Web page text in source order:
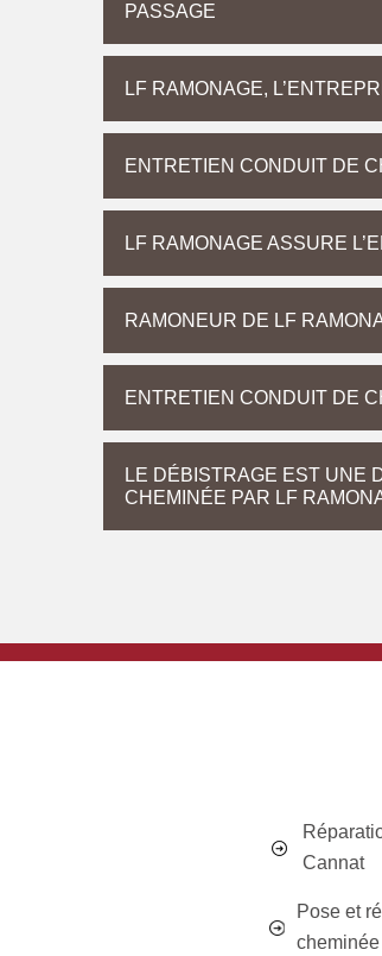
PASSAGE
LF RAMONAGE,
ENTRETIEN CONDUIT DE
LF RAMONAGE ASSURE
RAMONEUR DE LF
ENTRETIEN CONDUIT DE
LE DÉBISTRAGE EST UNE
CHEMINÉE PAR LF
Cannat
Pose et